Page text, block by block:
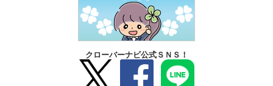
クローバーナビ公式ＳＮＳ！